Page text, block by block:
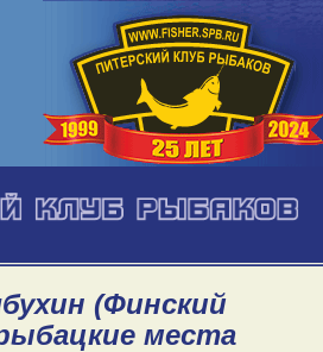
(Финский
места